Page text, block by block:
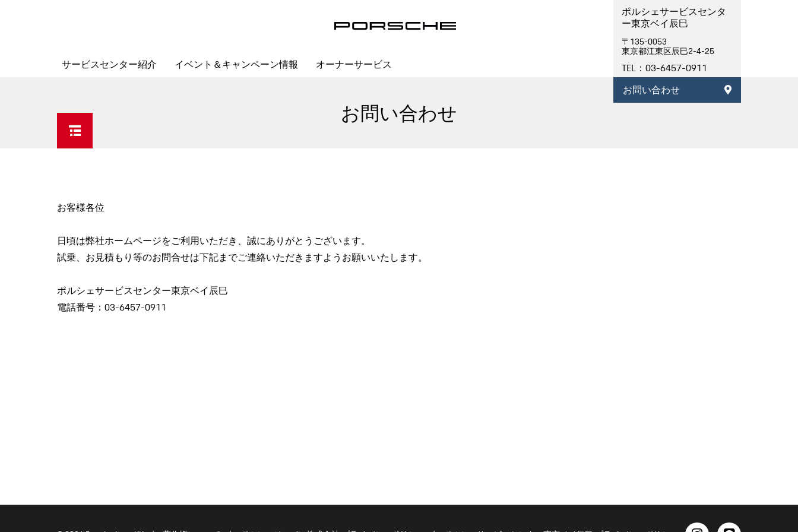
サービスセンター紹介 イベント＆キャンペーン情報 オーナーサービス
ポルシェサービスセンタ
ー東京ベイ辰巳
〒135-0053
東京都江東区辰巳2-4-25
TEL：03-6457-0911
お問い合わせ
お問い合わせ
お客様各位
日頃は弊社ホームページをご利用いただき、誠にありがとうございます。
試乗、お見積もり等のお問合せは下記までご連絡いただきますようお願いいたします。
ポルシェサービスセンター東京ベイ辰巳
電話番号：03-6457-0911